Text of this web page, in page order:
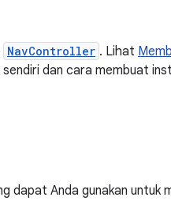
NavController . Lihat
dan cara membuat
dapat Anda gunakan untuk